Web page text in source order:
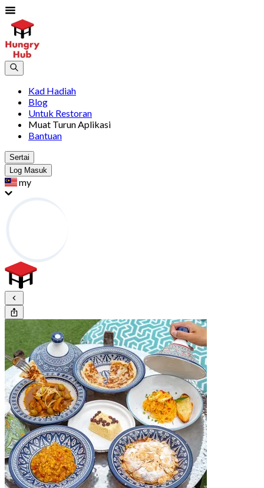
Kad Hadiah
Blog
Untuk Restoran
Muat Turun Aplikasi
Bantuan
Sertai
Log Masuk
my